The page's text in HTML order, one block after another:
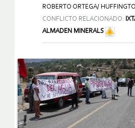
ROBERTO ORTEGA/
CONFLICTO RELACIONADO:
ALMADEN MINERALS